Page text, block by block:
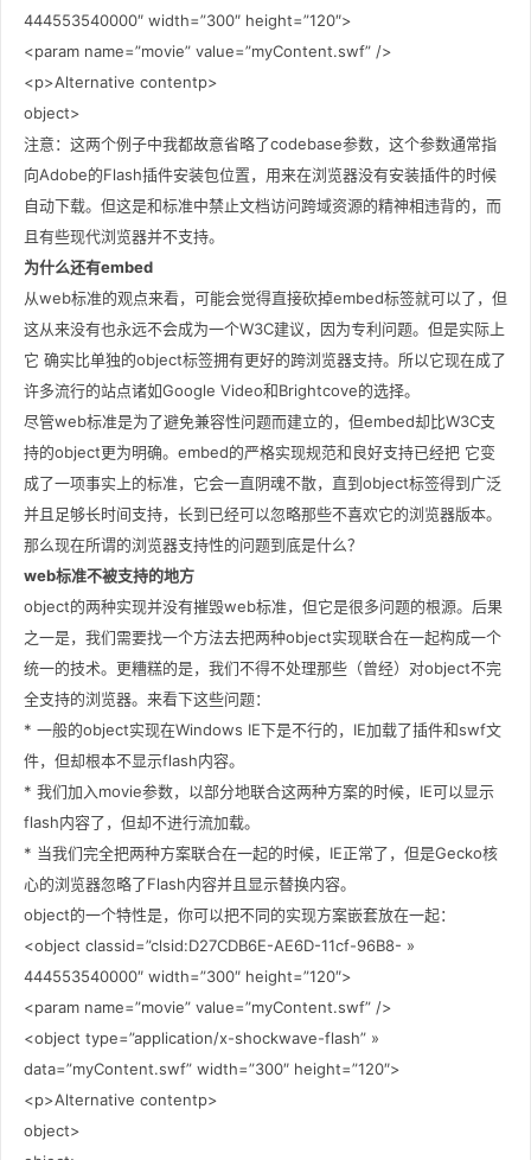
444553540000″ width=”300″ height=”120″>
<param name=”movie” value=”myContent.swf” />
<p>Alternative contentp>
object>
注意：这两个例子中我都故意省略了codebase参数，这个参数通常指
向Adobe的Flash插件安装包位置，用来在浏览器没有安装插件的时候
自动下载。但这是和标准中禁止文档访问跨域资源的精神相违背的，而
且有些现代浏览器并不支持。
为什么还有embed
从web标准的观点来看，可能会觉得直接砍掉embed标签就可以了，但
这从来没有也永远不会成为一个W3C建议，因为专利问题。但是实际上
它 确实比单独的object标签拥有更好的跨浏览器支持。所以它现在成了
许多流行的站点诸如Google Video和Brightcove的选择。
尽管web标准是为了避免兼容性问题而建立的，但embed却比W3C支
持的object更为明确。embed的严格实现规范和良好支持已经把 它变
成了一项事实上的标准，它会一直阴魂不散，直到object标签得到广泛
并且足够长时间支持，长到已经可以忽略那些不喜欢它的浏览器版本。
那么现在所谓的浏览器支持性的问题到底是什么？
web标准不被支持的地方
object的两种实现并没有摧毁web标准，但它是很多问题的根源。后果
之一是，我们需要找一个方法去把两种object实现联合在一起构成一个
统一的技术。更糟糕的是，我们不得不处理那些（曾经）对object不完
全支持的浏览器。来看下这些问题：
* 一般的object实现在Windows IE下是不行的，IE加载了插件和swf文
件，但却根本不显示flash内容。
* 我们加入movie参数，以部分地联合这两种方案的时候，IE可以显示
flash内容了，但却不进行流加载。
* 当我们完全把两种方案联合在一起的时候，IE正常了，但是Gecko核
心的浏览器忽略了Flash内容并且显示替换内容。
object的一个特性是，你可以把不同的实现方案嵌套放在一起：
<object classid=”clsid:D27CDB6E-AE6D-11cf-96B8- »
444553540000″ width=”300″ height=”120″>
<param name=”movie” value=”myContent.swf” />
<object type=”application/x-shockwave-flash” »
data=”myContent.swf” width=”300″ height=”120″>
<p>Alternative contentp>
object>